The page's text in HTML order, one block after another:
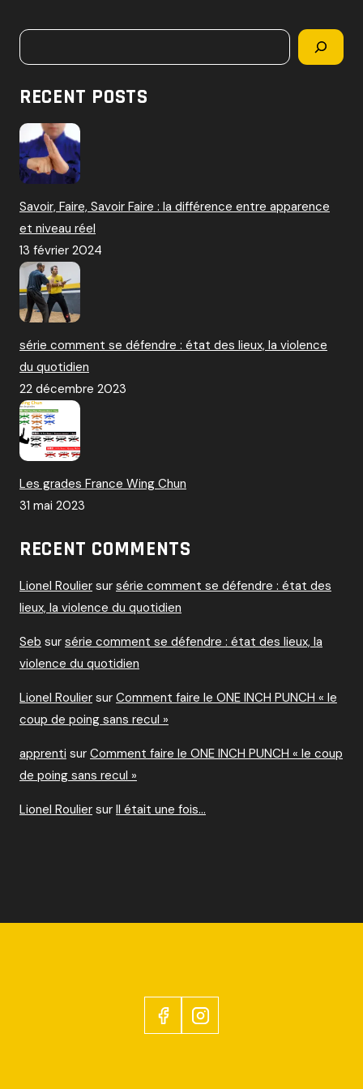
r
Rechercher
RECENT POSTS
Savoir, Faire, Savoir Faire : la différence entre apparence
et niveau réel
13 février 2024
série comment se défendre : état des lieux, la violence
du quotidien
22 décembre 2023
Les grades France Wing Chun
31 mai 2023
RECENT COMMENTS
Lionel Roulier sur série comment se défendre : état des
lieux, la violence du quotidien
Seb sur série comment se défendre : état des lieux, la
violence du quotidien
Lionel Roulier sur Comment faire le ONE INCH PUNCH « le
coup de poing sans recul »
apprenti sur Comment faire le ONE INCH PUNCH « le coup
de poing sans recul »
Lionel Roulier sur Il était une fois…